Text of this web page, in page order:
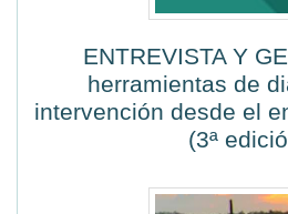
ENTREVISTA Y
herramientas de
intervención desde el
(3ª